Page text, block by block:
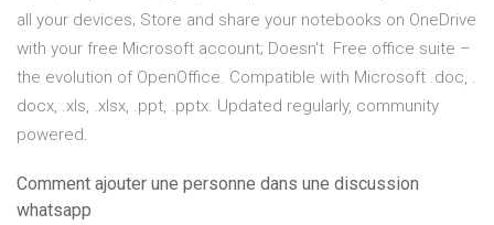
all your devices; Store and share your notebooks on OneDrive
with your free Microsoft account; Doesn't Free office suite –
the evolution of OpenOffice. Compatible with Microsoft .doc, .
docx, .xls, .xlsx, .ppt, .pptx. Updated regularly, community
powered.
Comment ajouter une personne dans une discussion
whatsapp